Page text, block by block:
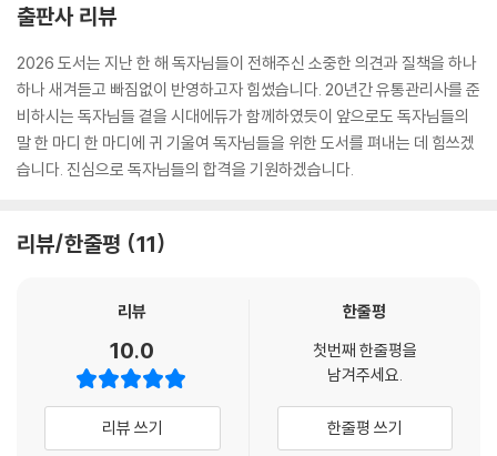
제3회 기출문제해설 [2024. 11. 16 시행]
출판사 리뷰
2026 도서는 지난 한 해 독자님들이 전해주신 소중한 의견과 질책을 하나
하나 새겨듣고 빠짐없이 반영하고자 힘썼습니다. 20년간 유통관리사를 준
비하시는 독자님들 곁을 시대에듀가 함께하였듯이 앞으로도 독자님들의
말 한 마디 한 마디에 귀 기울여 독자님들을 위한 도서를 펴내는 데 힘쓰겠
습니다. 진심으로 독자님들의 합격을 기원하겠습니다.
리뷰/한줄평 11
리뷰
10.0
리뷰 쓰기
한줄평
첫번째 한줄평을
남겨주세요.
한줄평 쓰기